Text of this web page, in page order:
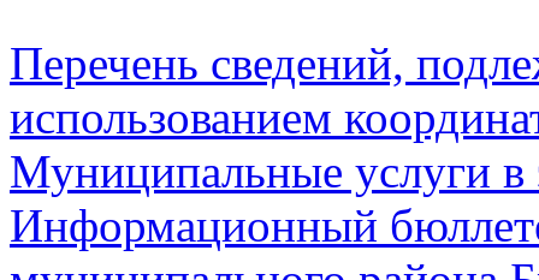
Перечень сведений,
использованием
Муниципальные услуги в
Информационный